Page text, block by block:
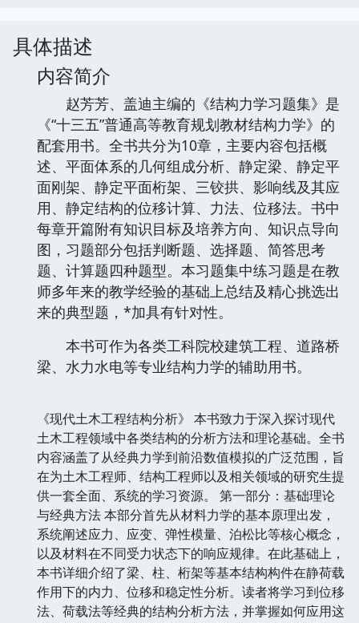
具体描述
内容简介
赵芳芳、盖迪主编的《结构力学习题集》是
《“十三五”普通高等教育规划教材结构力学》的
配套用书。全书共分为10章，主要内容包括概
述、平面体系的几何组成分析、静定梁、静定平
面刚架、静定平面桁架、三铰拱、影响线及其应
用、静定结构的位移计算、力法、位移法。书中
每章开篇附有知识目标及培养方向、知识点导向
图，习题部分包括判断题、选择题、简答思考
题、计算题四种题型。本习题集中练习题是在教
师多年来的教学经验的基础上总结及精心挑选出
来的典型题，*加具有针对性。
本书可作为各类工科院校建筑工程、道路桥
梁、水力水电等专业结构力学的辅助用书。
《现代土木工程结构分析》 本书致力于深入探讨现代
土木工程领域中各类结构的分析方法和理论基础。全书
内容涵盖了从经典力学到前沿数值模拟的广泛范围，旨
在为土木工程师、结构工程师以及相关领域的研究生提
供一套全面、系统的学习资源。 第一部分：基础理论
与经典方法 本部分首先从材料力学的基本原理出发，
系统阐述应力、应变、弹性模量、泊松比等核心概念，
以及材料在不同受力状态下的响应规律。在此基础上，
本书详细介绍了梁、柱、桁架等基本结构构件在静荷载
作用下的内力、位移和稳定性分析。读者将学习到位移
法、荷载法等经典的结构分析方法，并掌握如何应用这